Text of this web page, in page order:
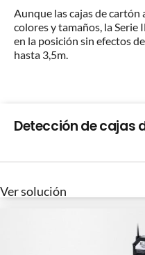
Aunque las cajas de
colores y tamaños, la Serie
en la posición sin efectos
hasta 3,5m.
Detección de cajas
Ver solución